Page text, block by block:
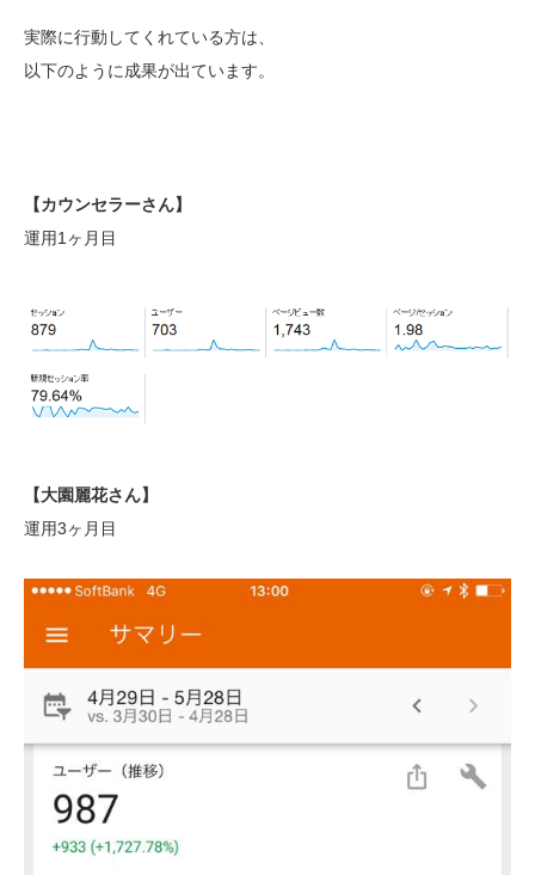
実際に行動してくれている方は、
以下のように成果が出ています。
【カウンセラーさん】
運用1ヶ月目
【大園麗花さん】
運用3ヶ月目